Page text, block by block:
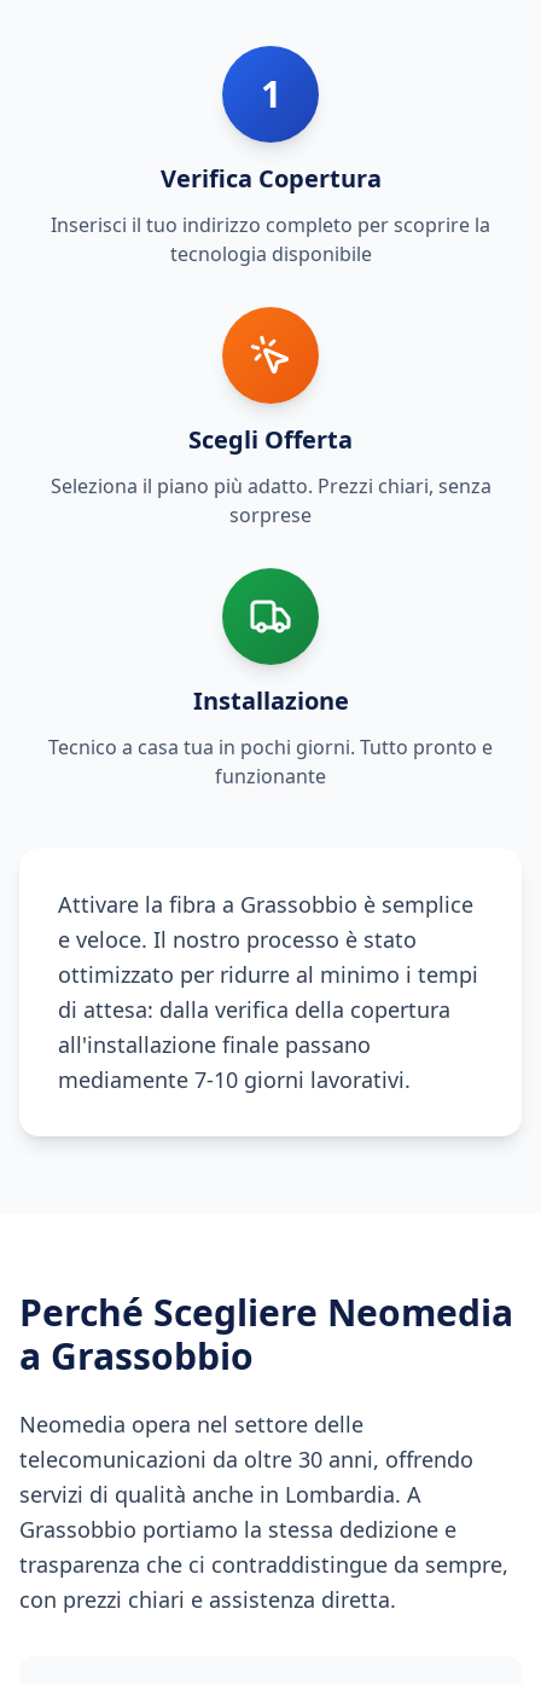
1
Verifica Copertura
Inserisci il tuo indirizzo completo per scoprire la
tecnologia disponibile
Scegli Offerta
Seleziona il piano più adatto. Prezzi chiari, senza
sorprese
Installazione
Tecnico a casa tua in pochi giorni. Tutto pronto e
funzionante
Attivare la fibra a Grassobbio è semplice
e veloce. Il nostro processo è stato
ottimizzato per ridurre al minimo i tempi
di attesa: dalla verifica della copertura
all'installazione finale passano
mediamente 7-10 giorni lavorativi.
Perché Scegliere Neomedia
a Grassobbio
Neomedia opera nel settore delle
telecomunicazioni da oltre 30 anni, offrendo
servizi di qualità anche in Lombardia. A
Grassobbio portiamo la stessa dedizione e
trasparenza che ci contraddistingue da sempre,
con prezzi chiari e assistenza diretta.